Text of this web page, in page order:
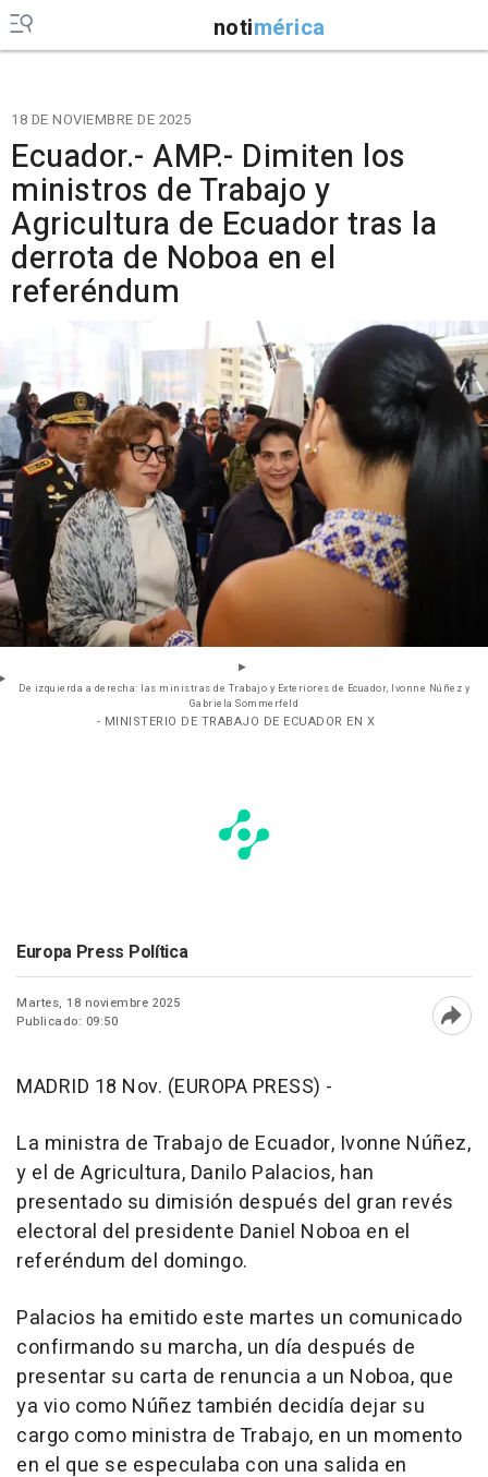
notimérica
18 DE NOVIEMBRE DE 2025
Ecuador.- AMP.- Dimiten los
ministros de Trabajo y
Agricultura de Ecuador tras la
derrota de Noboa en el
referéndum
De izquierda a derecha: las ministras de Trabajo y Exteriores de Ecuador, Ivonne Núñez y
Gabriela Sommerfeld
- MINISTERIO DE TRABAJO DE ECUADOR EN X
Europa Press Política
Martes, 18 noviembre 2025
Publicado: 09:50
MADRID 18 Nov. (EUROPA PRESS) -
La ministra de Trabajo de Ecuador, Ivonne Núñez,
y el de Agricultura, Danilo Palacios, han
presentado su dimisión después del gran revés
electoral del presidente Daniel Noboa en el
referéndum del domingo.
Palacios ha emitido este martes un comunicado
confirmando su marcha, un día después de
presentar su carta de renuncia a un Noboa, que
ya vio como Núñez también decidía dejar su
cargo como ministra de Trabajo, en un momento
en el que se especulaba con una salida en